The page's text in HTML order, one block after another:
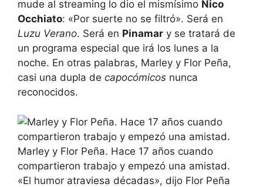
mude al streaming lo dio el mismísimo Nico
Occhiato: «Por suerte no se filtró». Será en
Luzu Verano. Será en Pinamar y se tratará de
un programa especial que irá los lunes a la
noche. En otras palabras, Marley y Flor Peña,
casi una dupla de capocómicos nunca
reconocidos.
Marley y Flor Peña. Hace 17 años cuando
compartieron trabajo y empezó una amistad.
«El humor atraviesa décadas», dijo Flor Peña